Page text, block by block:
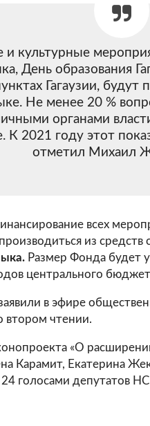
и культурные
День образования
Гагаузии, будут
Не менее 20 %
органами
К 2021 году этот
отметил Михаил
всех
из средств
Размер Фонда будет
центрального
в эфире
втором чтении.
«О
Карамит, Екатерина
голосами депутатов